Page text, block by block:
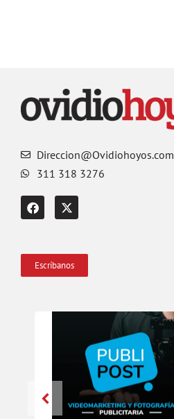
Direccion@Ovidiohoyos.com
311 318 3276
Escríbanos